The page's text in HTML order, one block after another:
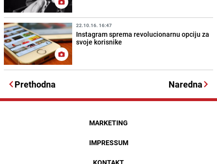
22.10.16. 16:47
Instagram sprema revolucionarnu opciju za
svoje korisnike
Prethodna Naredna
MARKETING
IMPRESSUM